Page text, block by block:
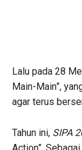
Lalu pada 28
Main-Main”,
agar terus
Tahun ini, SIPA
Action”.